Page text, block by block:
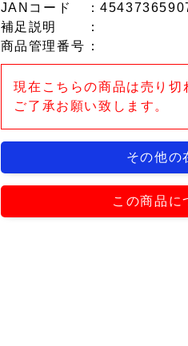
JANコード
：
補足説明
：
商品管理番号 ：
現在こちらの商品は売り切
ご了承お願い致します。
その他の
この商品に